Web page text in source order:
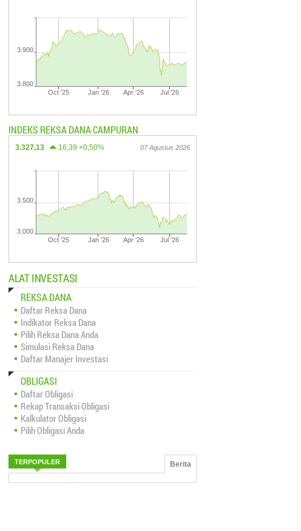
Oct '25 Jan '26 Apr '26 Jul '26
3.800
3.900
INDEKS REKSA DANA CAMPURAN
3.327,13 16,39 +0,50% 07 Agustus 2026
Oct '25 Jan '26 Apr '26 Jul '26
3.000
3.500
ALAT INVESTASI
REKSA DANA
Daftar Reksa Dana
Indikator Reksa Dana
Pilih Reksa Dana Anda
Simulasi Reksa Dana
Daftar Manajer Investasi
OBLIGASI
Daftar Obligasi
Rekap Transaksi Obligasi
Kalkulator Obligasi
Pilih Obligasi Anda
TERPOPULER Berita